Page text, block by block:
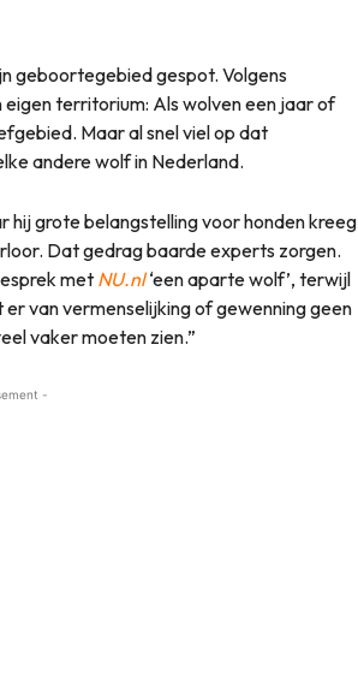
geboortegebied gespot. Volgens
territorium: Als wolven een jaar of
Maar al snel viel op dat
andere wolf in Nederland.
hij grote belangstelling voor honden kreeg
Dat gedrag baarde experts zorgen.
met NU.nl‘een aparte wolf’, terwijl
van vermenselijking of gewenning geen
vaker moeten zien.”
-